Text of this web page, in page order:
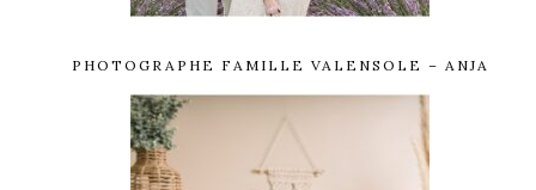
PHOTOGRAPHE FAMILLE VALENSOLE – ANJA